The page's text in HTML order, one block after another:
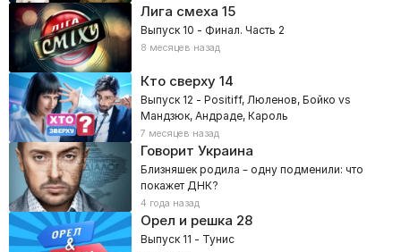
Лига смеха 15
Выпуск 10 - Финал. Часть 2
8 месяцев назад
Кто сверху14
Выпуск 12 - Positiff, Люленов, Бойко vs
Мандзюк, Андраде, Кароль
7 месяцев назад
Говорит Украина
Близняшек родила – одну подменили: что
покажет ДНК?
4 года назад
Орел и решка 28
Выпуск 11 - Тунис